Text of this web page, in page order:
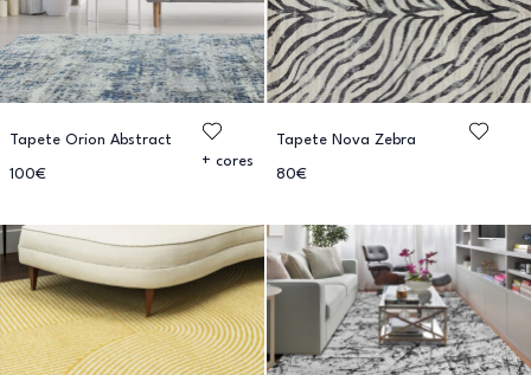
Tapete Orion Abstract
100€
+ cores
Tapete Nova Zebra
80€